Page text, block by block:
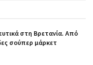
στη Βρετανία. Από
σούπερ μάρκετ